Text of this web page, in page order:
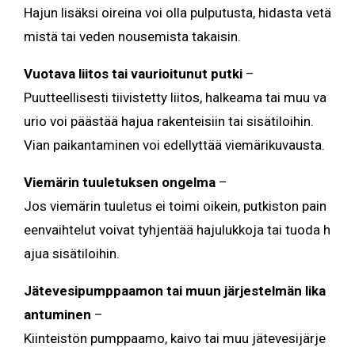
Hajun lisäksi oireina voi olla pulputusta, hidasta vetä
mistä tai veden nousemista takaisin.
Vuotava liitos tai vaurioitunut putki –
Puutteellisesti tiivistetty liitos, halkeama tai muu va
urio voi päästää hajua rakenteisiin tai sisätiloihin.
Vian paikantaminen voi edellyttää viemärikuvausta.
Viemärin tuuletuksen ongelma –
Jos viemärin tuuletus ei toimi oikein, putkiston pain
eenvaihtelut voivat tyhjentää hajulukkoja tai tuoda h
ajua sisätiloihin.
Jätevesipumppaamon tai muun järjestelmän lika
antuminen –
Kiinteistön pumppaamo, kaivo tai muu jätevesijärje